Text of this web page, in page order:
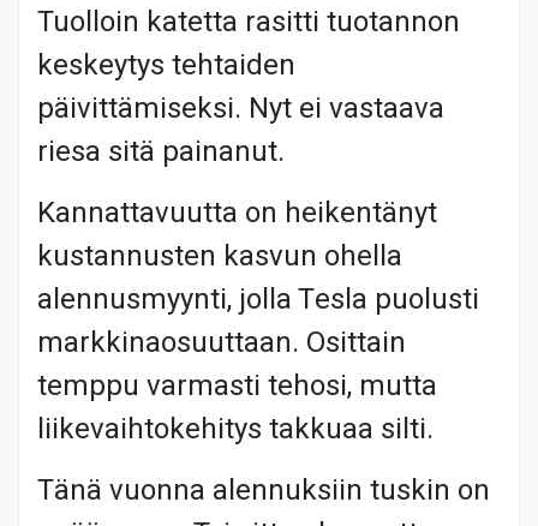
Tuolloin katetta rasitti tuotannon
keskeytys tehtaiden
päivittämiseksi. Nyt ei vastaava
riesa sitä painanut.
Kannattavuutta on heikentänyt
kustannusten kasvun ohella
alennusmyynti, jolla Tesla puolusti
markkinaosuuttaan. Osittain
temppu varmasti tehosi, mutta
liikevaihtokehitys takkuaa silti.
Tänä vuonna alennuksiin tuskin on